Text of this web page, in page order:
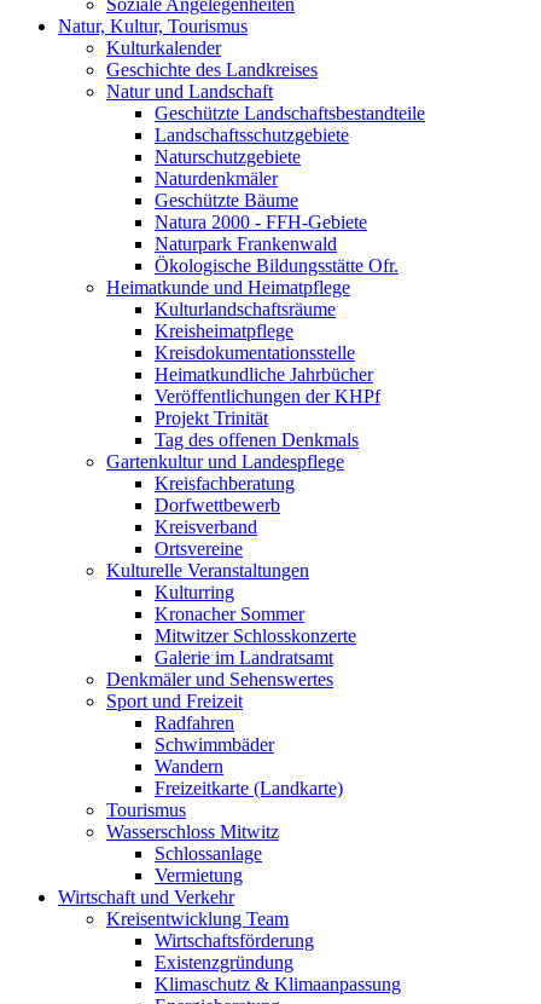
Soziale Angelegenheiten
Natur, Kultur, Tourismus
Kulturkalender
Geschichte des Landkreises
Natur und Landschaft
Geschützte Landschaftsbestandteile
Landschaftsschutzgebiete
Naturschutzgebiete
Naturdenkmäler
Geschützte Bäume
Natura 2000 - FFH-Gebiete
Naturpark Frankenwald
Ökologische Bildungsstätte Ofr.
Heimatkunde und Heimatpflege
Kulturlandschaftsräume
Kreisheimatpflege
Kreisdokumentationsstelle
Heimatkundliche Jahrbücher
Veröffentlichungen der KHPf
Projekt Trinität
Tag des offenen Denkmals
Gartenkultur und Landespflege
Kreisfachberatung
Dorfwettbewerb
Kreisverband
Ortsvereine
Kulturelle Veranstaltungen
Kulturring
Kronacher Sommer
Mitwitzer Schlosskonzerte
Galerie im Landratsamt
Denkmäler und Sehenswertes
Sport und Freizeit
Radfahren
Schwimmbäder
Wandern
Freizeitkarte (Landkarte)
Tourismus
Wasserschloss Mitwitz
Schlossanlage
Vermietung
Wirtschaft und Verkehr
Kreisentwicklung Team
Wirtschaftsförderung
Existenzgründung
Klimaschutz & Klimaanpassung